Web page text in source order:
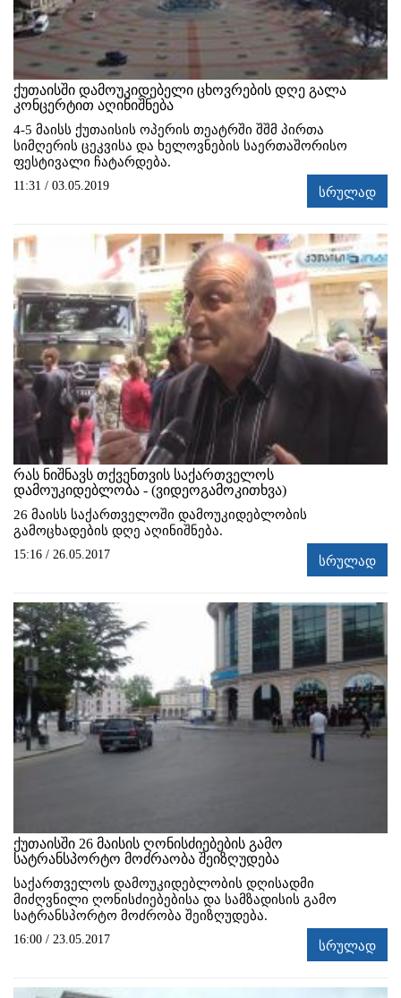
ქუთაისში დამოუკიდებელი ცხოვრების დღე გალა
კონცერტით აღინიშნება
4-5 მაისს ქუთაისის ოპერის თეატრში შშმ პირთა
სიმღერის ცეკვისა და ხელოვნების საერთაშორისო
ფესტივალი ჩატარდება.
11:31 / 03.05.2019 სრულად
რას ნიშნავს თქვენთვის საქართველოს
დამოუკიდებლობა - (ვიდეოგამოკითხვა)
26 მაისს საქართველოში დამოუკიდებლობის
გამოცხადების დღე აღინიშნება.
15:16 / 26.05.2017 სრულად
ქუთაისში 26 მაისის ღონისძიებების გამო
სატრანსპორტო მოძრაობა შეიზღუდება
საქართველოს დამოუკიდებლობის დღისადმი
მიძღვნილი ღონისძიებებისა და სამზადისის გამო
სატრანსპორტო მოძრობა შეიზღუდება.
16:00 / 23.05.2017 სრულად